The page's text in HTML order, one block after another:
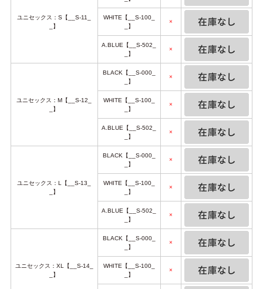
ユニセックス：S【__S-11_
_】
WHITE【__S-100_
_】
×
A.BLUE【__S-502_
_】
×
ユニセックス：M【__S-12_
_】
BLACK【__S-000_
_】
×
WHITE【__S-100_
_】
×
A.BLUE【__S-502_
_】
×
ユニセックス：L【__S-13_
_】
BLACK【__S-000_
_】
×
WHITE【__S-100_
_】
×
A.BLUE【__S-502_
_】
×
ユニセックス：XL【__S-14_
_】
BLACK【__S-000_
_】
×
WHITE【__S-100_
_】
×